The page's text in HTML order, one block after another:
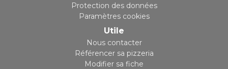
Protection des données
Paramètres cookies
Utile
Nous contacter
Référencer sa pizzeria
Modifier sa fiche